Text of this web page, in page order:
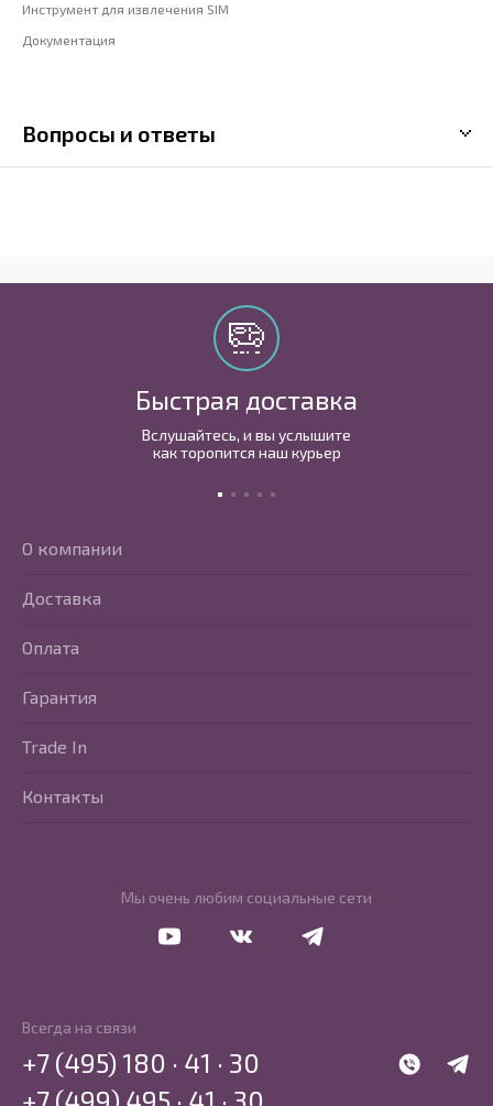
Инструмент для извлечения SIM
Документация
Вопросы и ответы
Быстрая доставка
Вслушайтесь, и вы услышите
как торопится наш курьер
Мы очень любим социальные сети
Перейти в VkontakteПерейти в Telegram
О компании
Доставка
Оплата
Гарантия
Trade In
Контакты
Всегда на связи
WhatsApp
+7 (495) 180 · 41 · 30